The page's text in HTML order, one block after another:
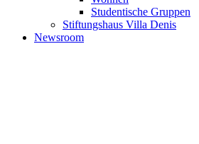
Studentische Gruppen
Stiftungshaus Villa Denis
Newsroom